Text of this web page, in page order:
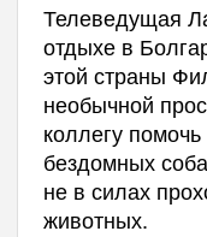
Телеведущая
отдыхе в
этой страны
необычной
коллегу
бездомных
не в силах
животных.